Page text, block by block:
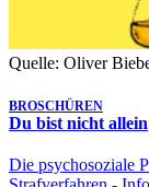
Quelle: Oliver
BROSCHÜREN
Du bist nicht allein
Die psychosoziale